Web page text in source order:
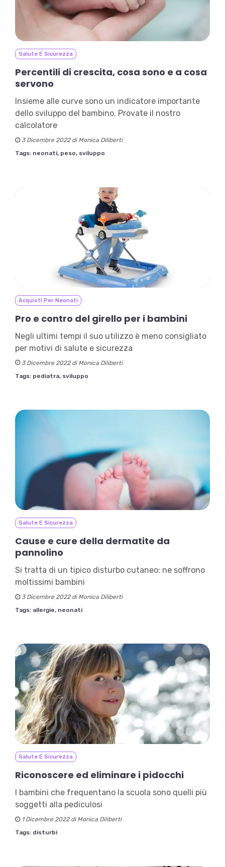
Salute E Sicurezza
Percentili di crescita, cosa sono e a cosa
servono
Insieme alle curve sono un indicatore importante
dello sviluppo del bambino. Provate il nostro
calcolatore
3 Dicembre 2022 di Monica Diliberti
Tags: neonati, peso, sviluppo
Acquisti Per Neonati
Pro e contro del girello per i bambini
Negli ultimi tempi il suo utilizzo è meno consigliato
per motivi di salute e sicurezza
3 Dicembre 2022 di Monica Diliberti
Tags: pediatra, sviluppo
Salute E Sicurezza
Cause e cure della dermatite da
pannolino
Si tratta di un tipico disturbo cutaneo: ne soffrono
moltissimi bambini
3 Dicembre 2022 di Monica Diliberti
Tags: allergie, neonati
Salute E Sicurezza
Riconoscere ed eliminare i pidocchi
I bambini che frequentano la scuola sono quelli più
soggetti alla pediculosi
1 Dicembre 2022 di Monica Diliberti
Tags: disturbi